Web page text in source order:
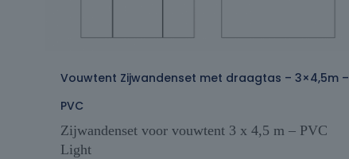
Vouwtent Zijwandenset met draagtas – 3×4,5m –
PVC
Zijwandenset voor vouwtent 3 x 4,5 m – PVC
Light